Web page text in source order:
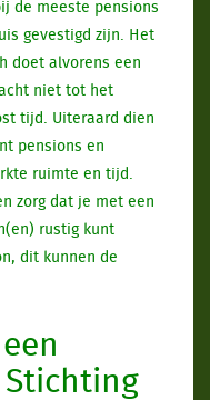
de meeste pensions
gevestigd zijn. Het
doet alvorens een
niet tot het
tijd. Uiteraard dien
pensions en
ruimte en tijd.
zorg dat je met een
rustig kunt
dit kunnen de